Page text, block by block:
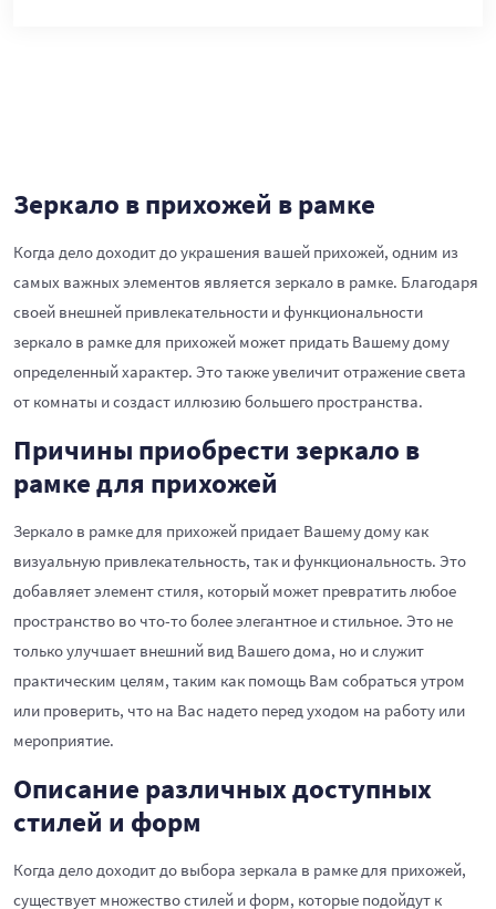
Зеркало в прихожей в рамке
Когда дело доходит до украшения вашей прихожей, одним из
самых важных элементов является зеркало в рамке. Благодаря
своей внешней привлекательности и функциональности
зеркало в рамке для прихожей может придать Вашему дому
определенный характер. Это также увеличит отражение света
от комнаты и создаст иллюзию большего пространства.
Причины приобрести зеркало в
рамке для прихожей
Зеркало в рамке для прихожей придает Вашему дому как
визуальную привлекательность, так и функциональность. Это
добавляет элемент стиля, который может превратить любое
пространство во что-то более элегантное и стильное. Это не
только улучшает внешний вид Вашего дома, но и служит
практическим целям, таким как помощь Вам собраться утром
или проверить, что на Вас надето перед уходом на работу или
мероприятие.
Описание различных доступных
стилей и форм
Когда дело доходит до выбора зеркала в рамке для прихожей,
существует множество стилей и форм, которые подойдут к